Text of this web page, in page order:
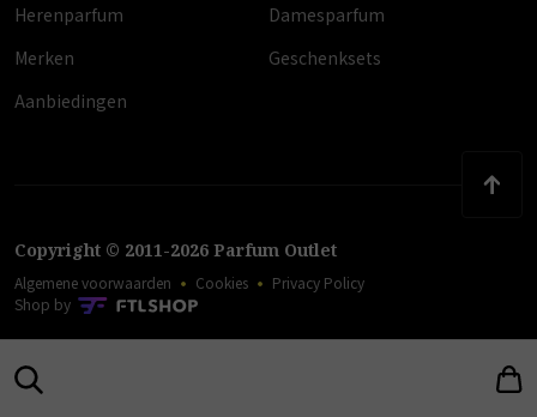
Herenparfum
Damesparfum
Merken
Geschenksets
Aanbiedingen
Copyright © 2011-2026 Parfum Outlet
Algemene voorwaarden Cookies
Privacy Policy
Shop by